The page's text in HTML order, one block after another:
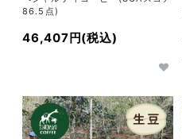
86.5点)
46,407円(税込)